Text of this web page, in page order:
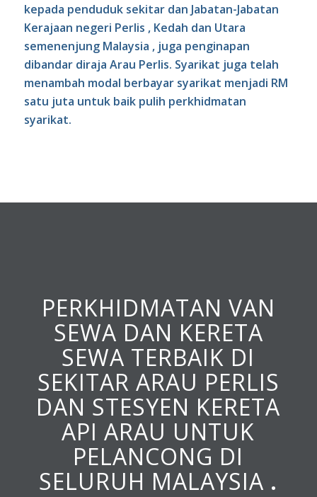
kepada penduduk sekitar dan Jabatan-Jabatan
Kerajaan negeri Perlis , Kedah dan Utara
semenenjung Malaysia , juga penginapan
dibandar diraja Arau Perlis. Syarikat juga telah
menambah modal berbayar syarikat menjadi RM
satu juta untuk baik pulih perkhidmatan
syarikat.
PERKHIDMATAN VAN
SEWA DAN KERETA
SEWA TERBAIK DI
SEKITAR ARAU PERLIS
DAN STESYEN KERETA
API ARAU UNTUK
PELANCONG DI
SELURUH MALAYSIA .